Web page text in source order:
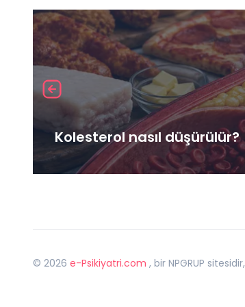
Kolesterol nasıl düşürülür?
© 2026 e-Psikiyatri.com , bir NPGRUP sitesidir,